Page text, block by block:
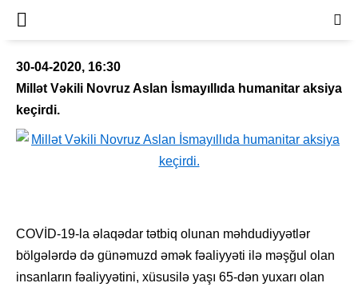
30-04-2020, 16:30
Millət Vəkili Novruz Aslan İsmayıllıda humanitar aksiya
keçirdi.
COVİD-19-la əlaqədar tətbiq olunan məhdudiyyətlər
bölgələrdə də günəmuzd əmək fəaliyyəti ilə məşğul olan
insanların fəaliyyətini, xüsusilə yaşı 65-dən yuxarı olan